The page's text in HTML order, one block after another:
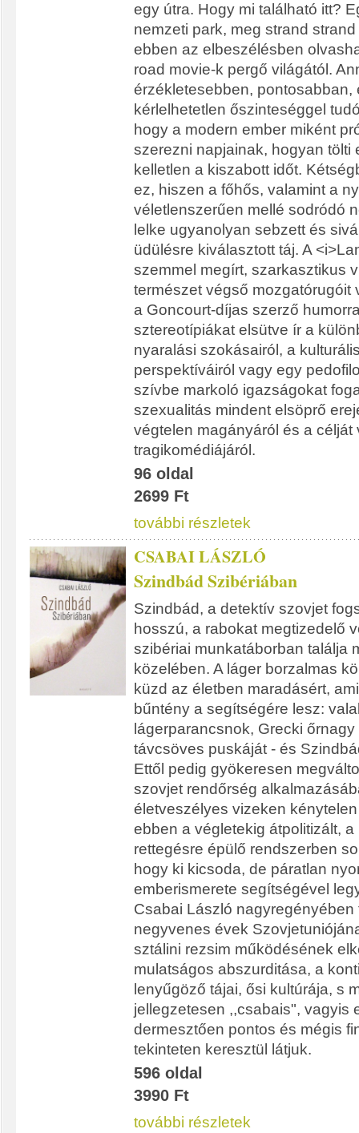
egy útra. Hogy mi található itt?
nemzeti park, meg strand
ebben az elbeszélésben
road movie-k pergő világától.
érzékletesebben, pontosabban,
kérlelhetetlen őszinteséggel
hogy a modern ember miként
szerezni napjainak, hogyan tölti
kelletlen a kiszabott időt.
ez, hiszen a főhős, valamint a
véletlenszerűen mellé sodródó
lelke ugyanolyan sebzett és
üdülésre kiválasztott táj. A
szemmel megírt, szarkasztikus
természet végső mozgatórugóit
a Goncourt-díjas szerző
sztereotípiákat elsütve ír a
nyaralási szokásairól, a
perspektíváiról vagy egy
szívbe markoló igazságokat
szexualitás mindent elsöprő
végtelen magányáról és a célját
tragikomédiájáról.
96 oldal
2699 Ft
további részletek
CSABAI LÁSZLÓ
Szindbád Szibériában
Szindbád, a detektív szovjet
hosszú, a rabokat megtizedelő
szibériai munkatáborban találja
közelében. A láger borzalmas
küzd az életben maradásért,
bűntény a segítségére lesz:
lágerparancsnok, Grecki
távcsöves puskáját - és
Ettől pedig gyökeresen
szovjet rendőrség
életveszélyes vizeken
ebben a végletekig átpolitizált,
rettegésre épülő rendszerben
hogy ki kicsoda, de páratlan
emberismerete segítségével
Csabai László nagyregényében
negyvenes évek
sztálini rezsim működésének
mulatságos abszurditása, a
lenyűgöző tájai, ősi kultúrája, s
jellegzetesen ,,csabais", vagyis
dermesztően pontos és mégis
tekinteten keresztül látjuk.
596 oldal
3990 Ft
további részletek